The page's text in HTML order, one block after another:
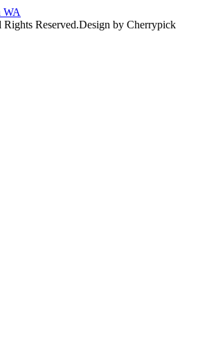
WA
Reserved.Design by Cherrypick